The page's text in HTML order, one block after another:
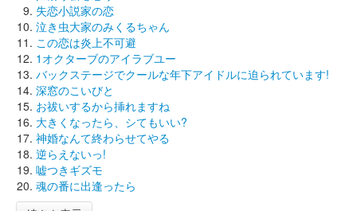
失恋小説家の恋
泣き虫大家のみくるちゃん
この恋は炎上不可避
1オクターブのアイラブユー
バックステージでクールな年下アイドルに迫られています!
深窓のこいびと
お祓いするから挿れますね
大きくなったら、シてもいい?
神婚なんて終わらせてやる
逆らえないっ!
嘘つきギズモ
魂の番に出逢ったら